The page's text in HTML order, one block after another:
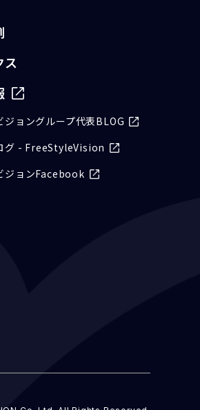
ス
ジョングループ代表BLOG
グ - FreeStyleVision
ジョンFacebook